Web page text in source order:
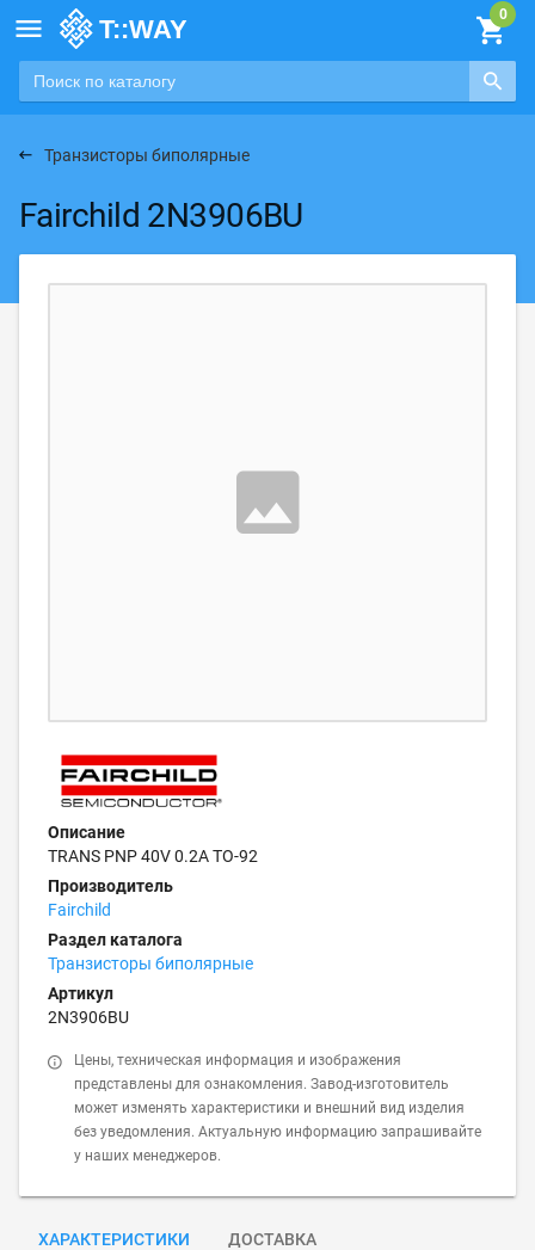

Транзисторы биполярные
Fairchild 2N3906BU
Описание
TRANS PNP 40V 0.2A TO-92
Производитель
Fairchild
Раздел каталога
Транзисторы биполярные
Артикул
2N3906BU
Цены, техническая информация и изображения
представлены для ознакомления. Завод-изготовитель
может изменять характеристики и внешний вид изделия
без уведомления. Актуальную информацию запрашивайте
у наших менеджеров.
ХАРАКТЕРИСТИКИ ДОСТАВКА